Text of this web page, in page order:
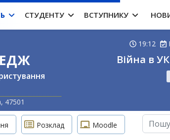
СТУДЕНТУ ВСТУПНИКУ
47501
19:12
Війна в
Розклад Moodle Пошук